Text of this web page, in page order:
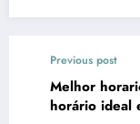
Previous post
Melhor
horário ideal